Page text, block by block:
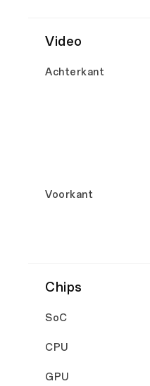
Video
Achterkant
Voorkant
Chips
SoC
CPU
GPU